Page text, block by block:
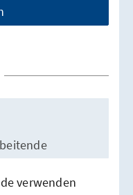
verwenden